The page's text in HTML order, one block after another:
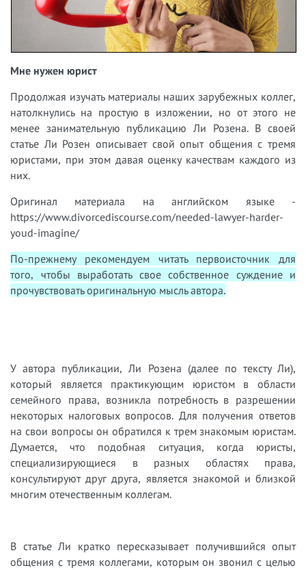
Мне нужен юрист
Продолжая изучать материалы наших зарубежных коллег,
натолкнулись на простую в изложении, но от этого не
менее занимательную публикацию Ли Розена. В своей
статье Ли Розен описывает свой опыт общения с тремя
юристами, при этом давая оценку качествам каждого из
них.
Оригинал материала на английском языке -
https://www.divorcediscourse.com/needed-lawyer-harder-
youd-imagine/
По-прежнему рекомендуем читать первоисточник для
того, чтобы выработать свое собственное суждение и
прочувствовать оригинальную мысль автора.
У автора публикации, Ли Розена (далее по тексту Ли),
который является практикующим юристом в области
семейного права, возникла потребность в разрешении
некоторых налоговых вопросов. Для получения ответов
на свои вопросы он обратился к трем знакомым юристам.
Думается, что подобная ситуация, когда юристы,
специализирующиеся в разных областях права,
консультируют друг друга, является знакомой и близкой
многим отечественным коллегам.
В статье Ли кратко пересказывает получившийся опыт
общения с тремя коллегами, которым он звонил с целью